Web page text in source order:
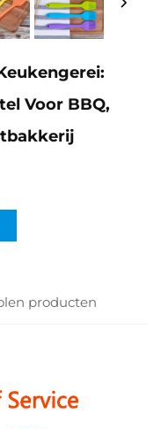
Voor BBQ,
producten